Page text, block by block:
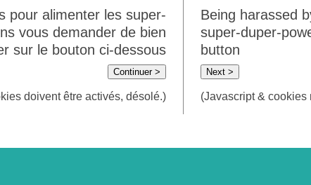
pour alimenter les super-
vous demander de bien
sur le bouton ci-dessous
Continuer >
doivent être activés, désolé.)
Being harassed
super-duper-
button
Next >
(Javascript & cookies